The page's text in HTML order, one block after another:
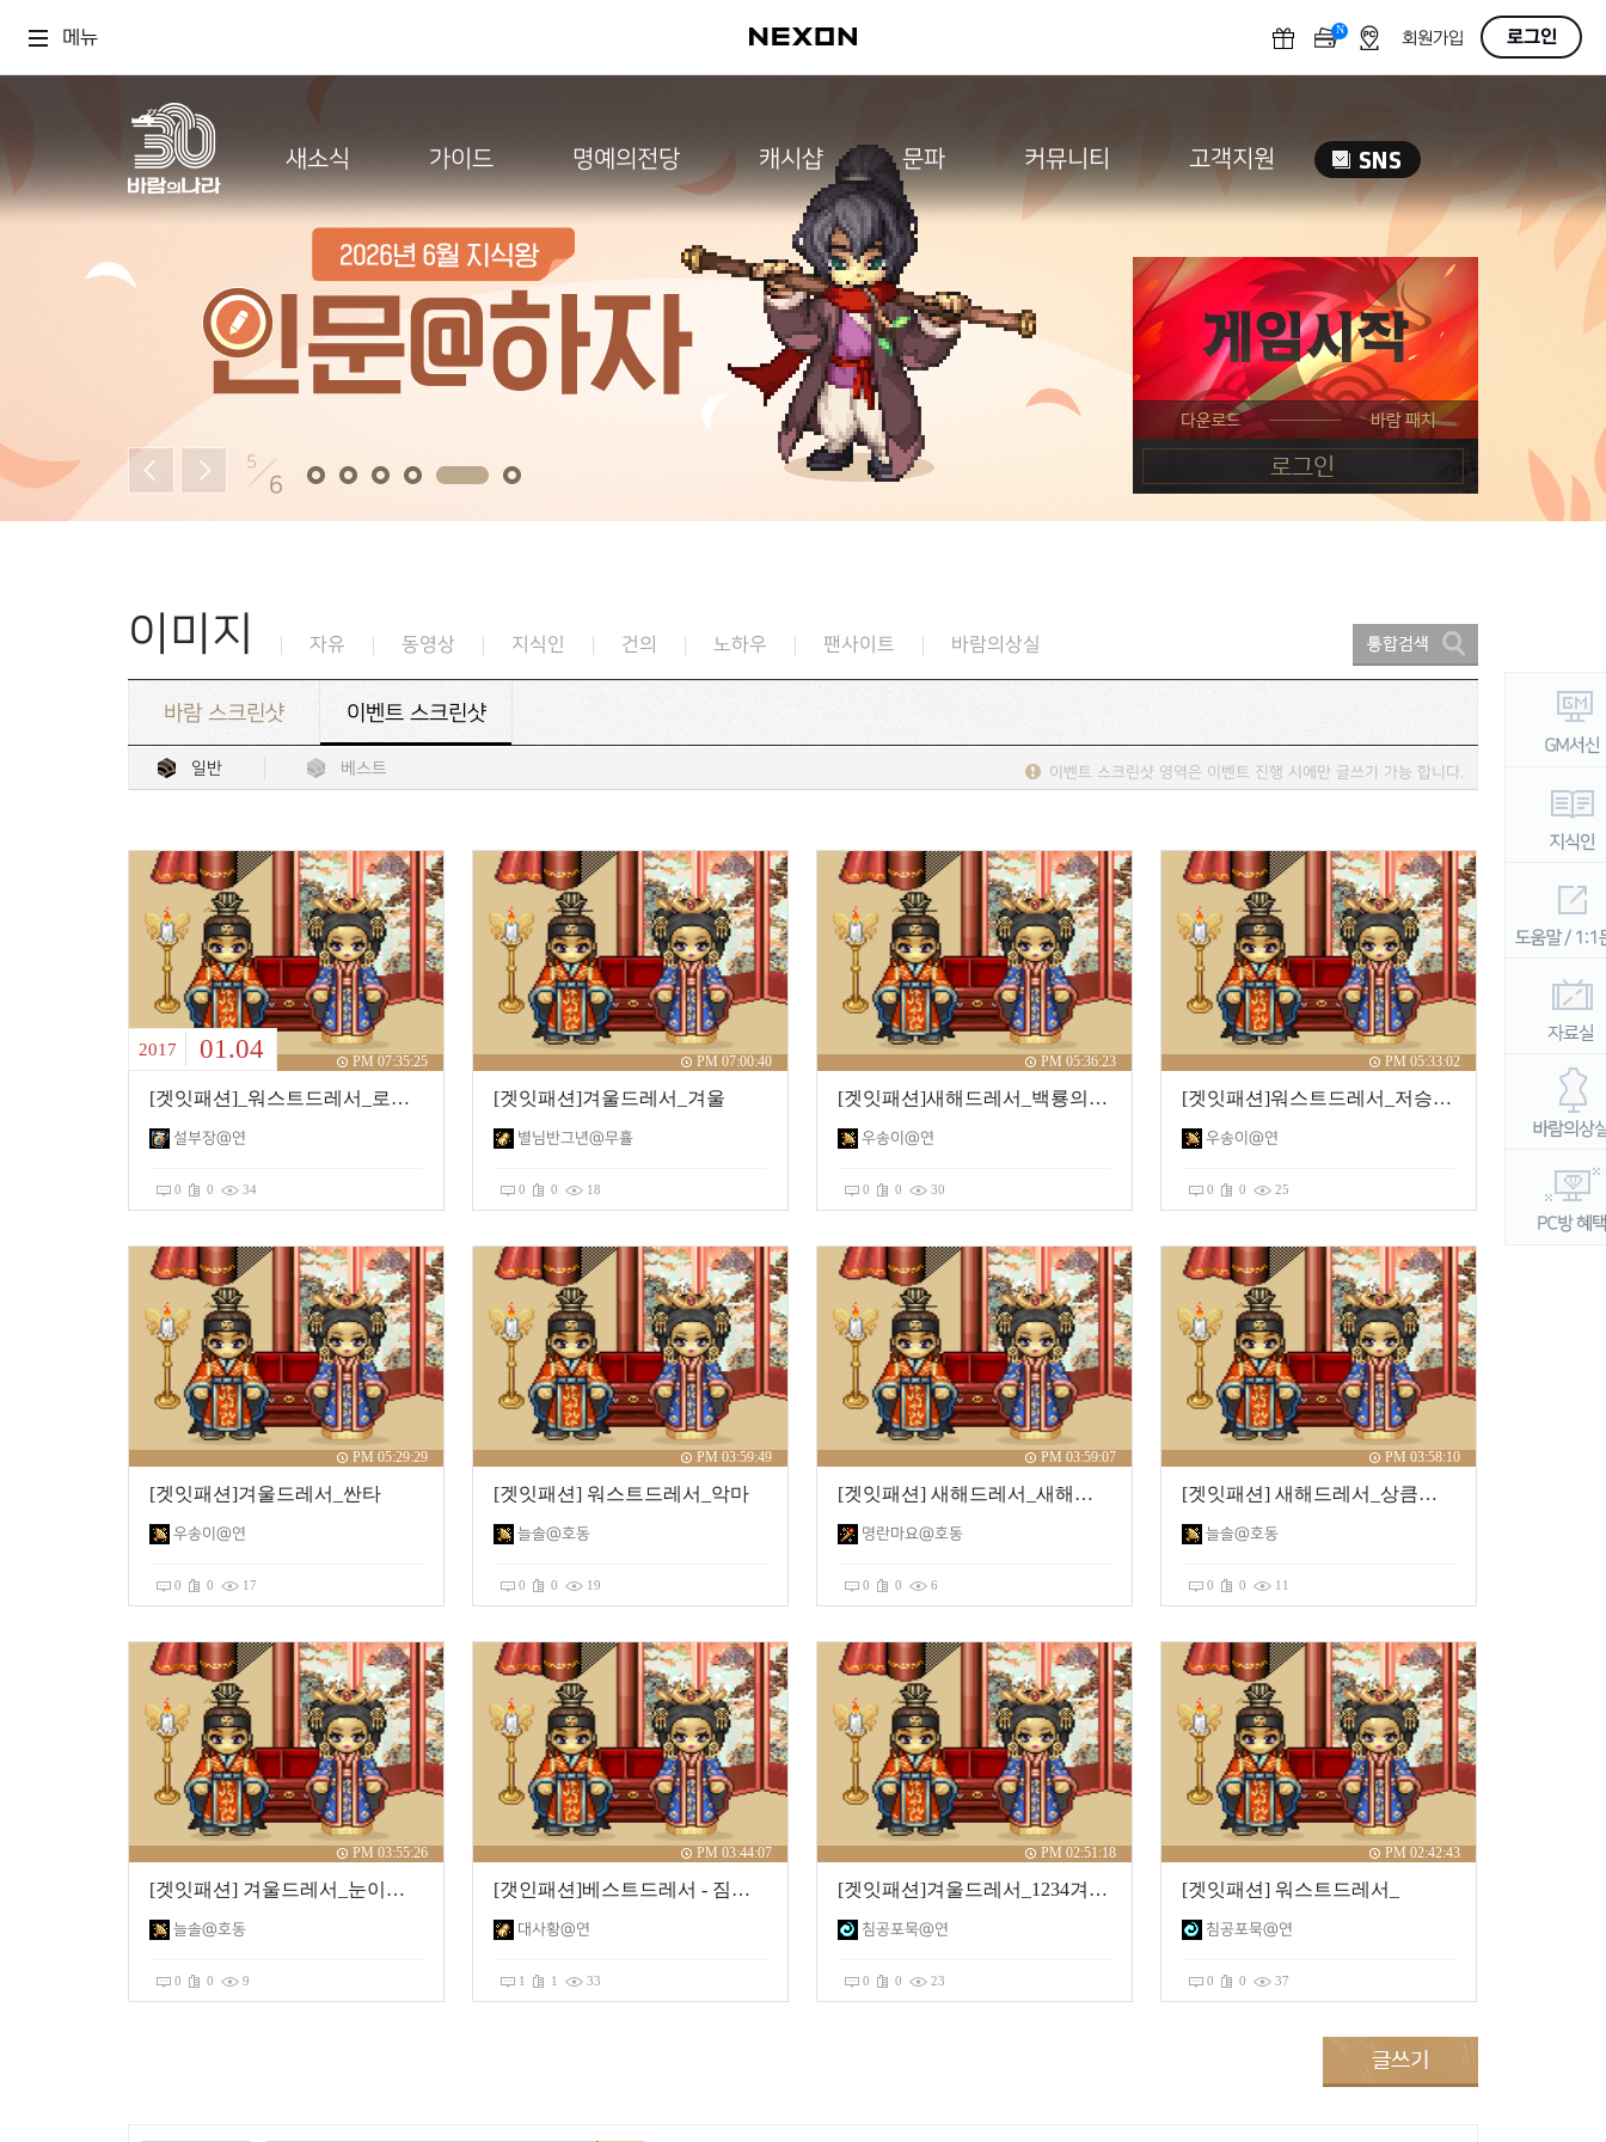
메뉴 N OFF회원가입 로그인
새소식 가이드 명예의전당 캐시샵 문파 커뮤니티 고객지원
5
6
이미지 자유 동영상 지식인 건의 노하우 팬사이트 바람의상실
바람 스크린샷 이벤트 스크린샷
일반 베스트 이벤트 스크린샷 영역은 이벤트 진행 시에만 글쓰기 가능 합니다.
2017 01.04 PM 07:35:25
[겟잇패션]_워스트드레서_로맨틱주파수
설부장@연
0 0 34
PM 07:00:40
[겟잇패션]겨울드레서_겨울
별님반그년@무휼
0 0 18
PM 05:36:23
[겟잇패션]새해드레서_백룡의 아이
우송이@연
0 0 30
PM 05:33:02
[겟잇패션]워스트드레서_저승사자
우송이@연
0 0 25
PM 05:29:29
[겟잇패션]겨울드레서_싼타
우송이@연
0 0 17
PM 03:59:49
[겟잇패션] 워스트드레서_악마
늘솔@호동
0 0 19
PM 03:59:07
[겟잇패션] 새해드레서_새해맞이
명란마요@호동
0 0 6
PM 03:58:10
[겟잇패션] 새해드레서_상큼한 새해
늘솔@호동
0 0 11
PM 03:55:26
[겟잇패션] 겨울드레서_눈이내리는
늘솔@호동
0 0 9
PM 03:44:07
[갯인패션]베스트드레서 - 짐이 곧 하늘이니라
대사황@연
1 1 33
PM 02:51:18
[겟잇패션]겨울드레서_1234겨울나기
침공포묵@연
0 0 23
PM 02:42:43
[겟잇패션] 워스트드레서_
침공포묵@연
0 0 37